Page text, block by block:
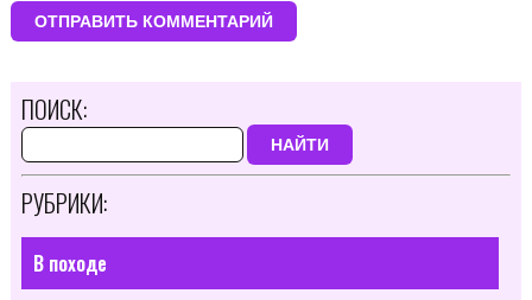
ПОИСК:
НАЙТИ
РУБРИКИ:
В походе